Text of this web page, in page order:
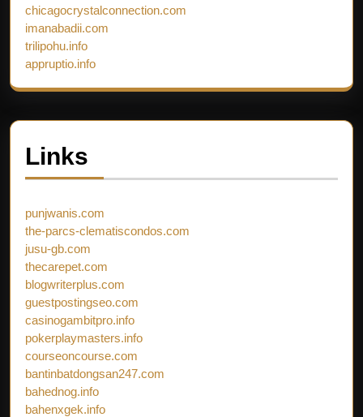
chicagocrystalconnection.com
imanabadii.com
trilipohu.info
appruptio.info
Links
punjwanis.com
the-parcs-clematiscondos.com
jusu-gb.com
thecarepet.com
blogwriterplus.com
guestpostingseo.com
casinogambitpro.info
pokerplaymasters.info
courseoncourse.com
bantinbatdongsan247.com
bahednog.info
bahenxgek.info